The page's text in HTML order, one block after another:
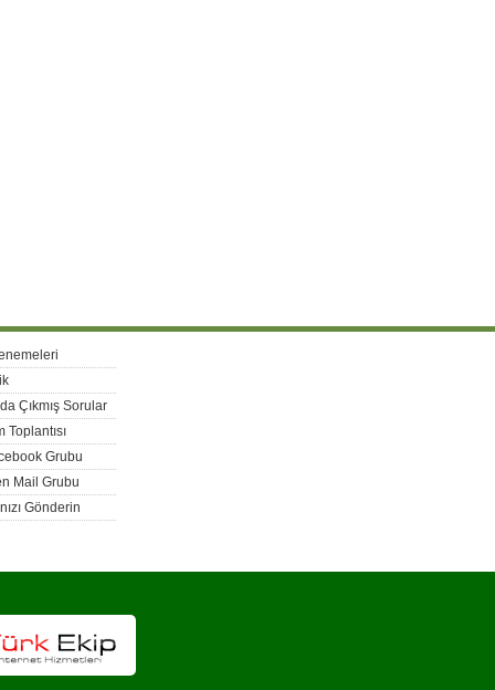
Çıkmış Sorular
Toplantısı
Grubu
Mail Grubu
Gönderin